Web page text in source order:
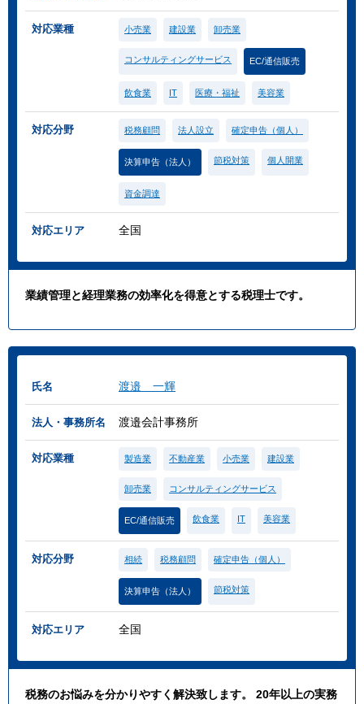
対応業種 小売業 建設業 卸売業
コンサルティングサービス EC/通信販売
飲食業 IT 医療・福祉 美容業
対応分野 税務顧問 法人設立 確定申告（個人）
決算申告（法人） 節税対策 個人開業
資金調達
対応エリア 全国
業績管理と経理業務の効率化を得意とする税理士です。
氏名 渡邉 一輝
法人・事務所名 渡邉会計事務所
対応業種 製造業 不動産業 小売業 建設業
卸売業 コンサルティングサービス
EC/通信販売 飲食業 IT 美容業
対応分野 相続 税務顧問 確定申告（個人）
決算申告（法人） 節税対策
対応エリア 全国
税務のお悩みを分かりやすく解決致します。 20年以上の実務